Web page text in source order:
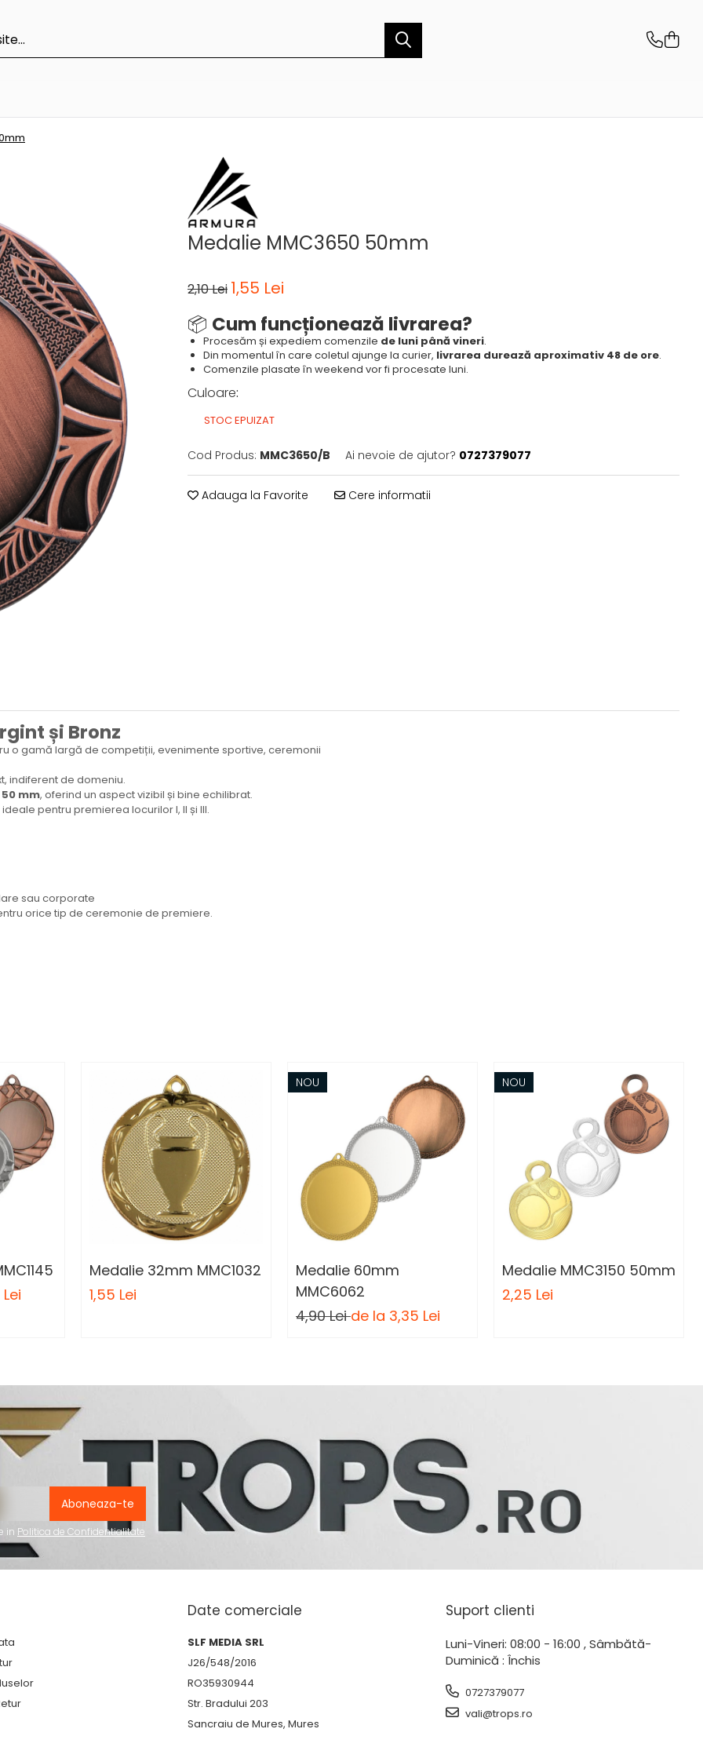
Medalie MMC3650 50mm
2,10 Lei 1,55 Lei
📦 Cum funcționează livrarea?
Procesăm și expediem comenzile de luni până vineri.
Din momentul în care coletul ajunge la curier, livrarea durează aproximativ 48 de ore.
Comenzile plasate în weekend vor fi procesate luni.
Culoare:
STOC EPUIZAT
Cod Produs: MMC3650/B Ai nevoie de ajutor? 0727379077
Adauga la Favorite Cere informatii
și Bronz
o gamă largă de competiții, evenimente sportive, ceremonii
indiferent de domeniu.
mm, oferind un aspect vizibil și bine echilibrat.
ideale pentru premierea locurilor I, II și III.
sau corporate
orice tip de ceremonie de premiere.
Medalie 32mm MMC1032
1,55 Lei
NOU
Medalie 60mm
MMC6062
4,90 Leide la 3,35 Lei
NOU
Medalie MMC3150 50mm
2,25 Lei
in Politica de Confidentialitate
Date comerciale
SLF MEDIA SRL
J26/548/2016
RO35930944
Str. Bradului 203
Sancraiu de Mures, Mures
Suport clienti
Luni-Vineri: 08:00 - 16:00 , Sâmbătă-
Duminică : Închis
0727379077
vali@trops.ro